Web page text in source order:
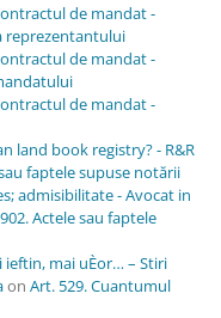
de mandat -
reprezentantului
de mandat -
de mandat -
land book registry? - R&R
faptele supuse notării
admisibilitate - Avocat in
Actele sau faptele
mai uÈor… – Stiri
on Art. 529. Cuantumul